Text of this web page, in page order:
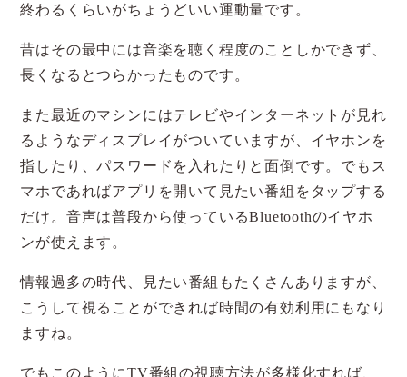
終わるくらいがちょうどいい運動量です。
昔はその最中には音楽を聴く程度のことしかできず、
長くなるとつらかったものです。
また最近のマシンにはテレビやインターネットが見れ
るようなディスプレイがついていますが、イヤホンを
指したり、パスワードを入れたりと面倒です。でもス
マホであればアプリを開いて見たい番組をタップする
だけ。音声は普段から使っているBluetoothのイヤホ
ンが使えます。
情報過多の時代、見たい番組もたくさんありますが、
こうして視ることができれば時間の有効利用にもなり
ますね。
でもこのようにTV番組の視聴方法が多様化すれば、